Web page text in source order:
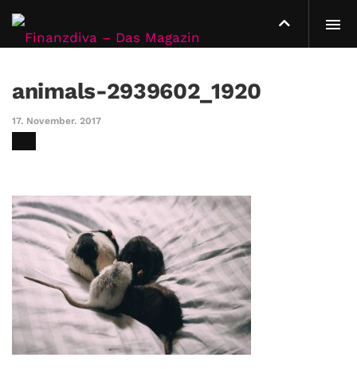
animals-2939602_1920
17. November. 2017